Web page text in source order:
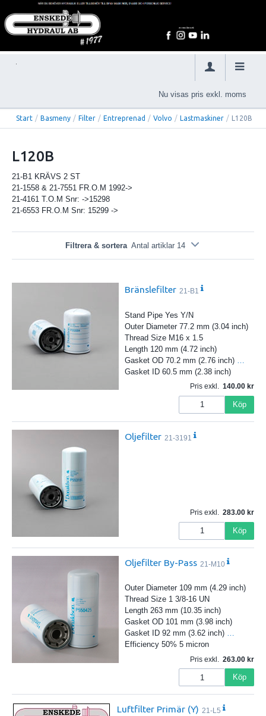
Nu visas pris exkl. moms
Start / Basmeny / Filter / Entreprenad / Volvo / Lastmaskiner / L120B
L120B
21-B1 KRÄVS 2 ST
21-1558 & 21-7551 FR.O.M 1992->
21-4161 T.O.M Snr: ->15298
21-6553 FR.O.M Snr: 15299 ->
Filtrera & sortera Antal artiklar 14
Bränslefilter 21-B1
Stand Pipe Yes Y/N
Outer Diameter 77.2 mm (3.04 inch)
Thread Size M16 x 1.5
Length 120 mm (4.72 inch)
Gasket OD 70.2 mm (2.76 inch)
Gasket ID 60.5 mm (2.38 inch)
Pris exkl. 140.00
Köp
Oljefilter 21-3191
Pris exkl. 283.00
Köp
Oljefilter By-Pass 21-M10
Outer Diameter 109 mm (4.29 inch)
Thread Size 1 3/8-16 UN
Length 263 mm (10.35 inch)
Gasket OD 101 mm (3.98 inch)
Gasket ID 92 mm (3.62 inch) …
Efficiency 50% 5 micron
Pris exkl. 263.00
Köp
Luftfilter Primär (Y) 21-L5